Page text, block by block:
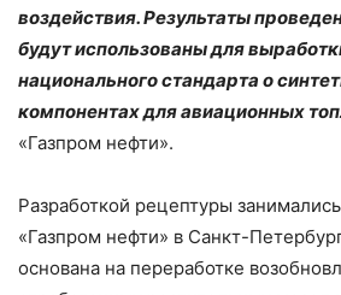
воздействия. Результаты
будут использованы для
национального стандарта о
компонентах для авиационных
«Газпром нефти».
Разработкой рецептуры
«Газпром нефти» в Санкт-
основана на переработке